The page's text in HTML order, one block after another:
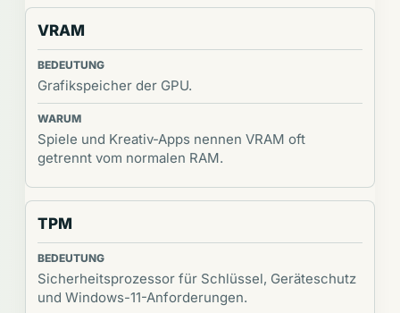
VRAM
Grafikspeicher der GPU.
Spiele und Kreativ-Apps nennen VRAM oft
getrennt vom normalen RAM.
TPM
Sicherheitsprozessor für Schlüssel, Geräteschutz
und Windows-11-Anforderungen.